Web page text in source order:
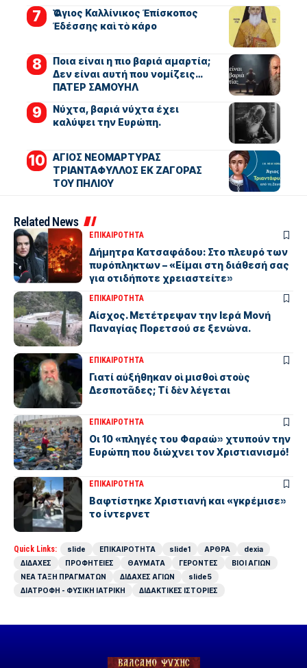
Ὁ Ἅγιος Καλλίνικος Ἐπίσκοπος
Ἐδέσσης καὶ τὸ κάρο
Ποια είναι η πιο βαριά αμαρτία;
Δεν είναι αυτή που νομίζεις…
ΠΑΤΕΡ ΣΑΜΟΥΗΛ
Νύχτα, βαριά νύχτα έχει
καλύψει την Ευρώπη.
ΑΓΙΟΣ ΝΕΟΜΑΡΤΥΡΑΣ
ΤΡΙΑΝΤΑΦΥΛΛΟΣ ΕΚ ΖΑΓΟΡΑΣ
ΤΟΥ ΠΗΛΙΟΥ
Related News
ΕΠΙΚΑΙΡΟΤΗΤΑ
Δήμητρα Κατσαφάδου: Στο πλευρό των
πυρόπληκτων – «Είμαι στη διάθεσή σας
για οτιδήποτε χρειαστείτε»
ΕΠΙΚΑΙΡΟΤΗΤΑ
Αίσχος. Μετέτρεψαν την Ιερά Μονή
Παναγίας Πορετσού σε ξενώνα.
ΕΠΙΚΑΙΡΟΤΗΤΑ
Γιατί αὐξήθηκαν οἱ μισθοὶ στοὺς
Δεσποτᾶδες; Τί δὲν λέγεται
ΕΠΙΚΑΙΡΟΤΗΤΑ
Οι 10 «πληγές του Φαραώ» χτυπούν την
Ευρώπη που διώχνει τον Χριστιανισμό!
ΕΠΙΚΑΙΡΟΤΗΤΑ
Βαφτίστηκε Χριστιανή και «γκρέμισε»
το ίντερνετ
Quick Links: slide ΕΠΙΚΑΙΡΟΤΗΤΑ slide1 ΑΡΘΡΑ
dexia
ΔΙΔΑΧΕΣ
ΠΡΟΦΗΤΕΙΕΣ ΘΑΥΜΑΤΑ ΓΕΡΟΝΤΕΣ
ΒΙΟΙ ΑΓΙΩΝ
ΝΕΑ ΤΑΞΗ ΠΡΑΓΜΑΤΩΝ
ΔΙΔΑΧΕΣ ΑΓΙΩΝ
slide5
ΔΙΑΤΡΟΦΗ - ΦΥΣΙΚΗ ΙΑΤΡΙΚΗ
ΔΙΔΑΚΤΙΚΕΣ ΙΣΤΟΡΙΕΣ